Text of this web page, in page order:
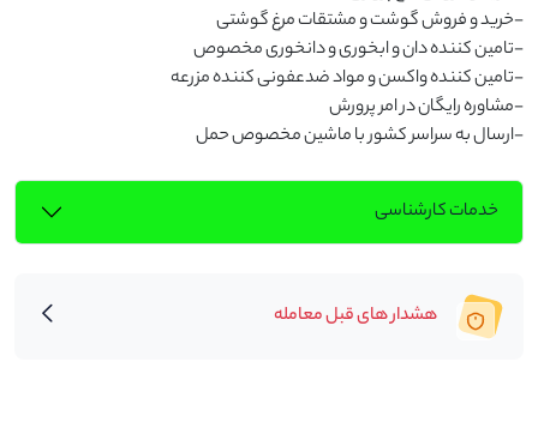
-ارسال به سراسر کشور با ماشین مخصوص حمل
خدمات کارشناسی
هشدار های قبل معامله